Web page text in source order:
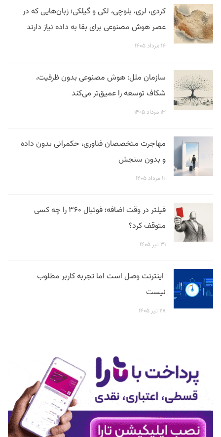
کردی، لری، بلوچی، لکی و گیلکی؛ زبان‌هایی که در
عصر هوش مصنوعی برای بقا به داده نیاز دارند
۱۴ مرداد ۱۴۰۵
سازمان ملل: هوش مصنوعی بدون ظرفیت،
شکاف توسعه را عمیق‌تر می‌کند
۱۳ مرداد ۱۴۰۵
مهاجرت متخصصان فناوری، حکمرانی بدون داده
و بدون سنجش
۱۰ مرداد ۱۴۰۵
فیلتر در وقت اضافه؛ فوتبال ۳۶۰ را چه کسی
متوقف کرد؟
۳۱ تیر ۱۴۰۵
اینترنت وصل است اما تجربه کاربر مطلوب
نیست
۲۸ تیر ۱۴۰۵